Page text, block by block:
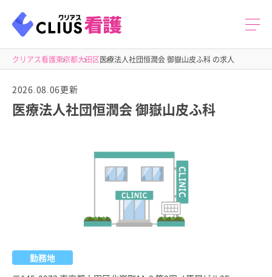
クリアス看護東京都大田区医療法人社団恒潤会 御嶽山皮ふ科 の求人
2026.08.06更新
医療法人社団恒潤会 御嶽山皮ふ科
勤務地